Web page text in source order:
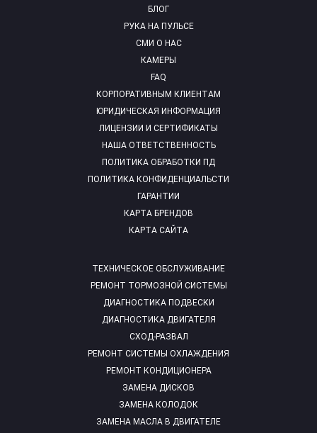
БЛОГ
РУКА НА ПУЛЬСЕ
СМИ О НАС
КАМЕРЫ
FAQ
ТЕХНИЧЕСКОЕ ОБСЛУЖИВАНИЕ
РЕМОНТ ТОРМОЗНОЙ СИСТЕМЫ
ДИАГНОСТИКА ПОДВЕСКИ
ДИАГНОСТИКА ДВИГАТЕЛЯ
СХОД-РАЗВАЛ
РЕМОНТ СИСТЕМЫ ОХЛАЖДЕНИЯ
РЕМОНТ КОНДИЦИОНЕРА
ЗАМЕНА ДИСКОВ
ЗАМЕНА КОЛОДОК
ЗАМЕНА МАСЛА В ДВИГАТЕЛЕ
КОРПОРАТИВНЫМ КЛИЕНТАМ
ЮРИДИЧЕСКАЯ ИНФОРМАЦИЯ
ЛИЦЕНЗИИ И СЕРТИФИКАТЫ
НАША ОТВЕТСТВЕННОСТЬ
ПОЛИТИКА ОБРАБОТКИ ПД
ПОЛИТИКА КОНФИДЕНЦИАЛЬСТИ
ГАРАНТИИ
КАРТА БРЕНДОВ
КАРТА САЙТА